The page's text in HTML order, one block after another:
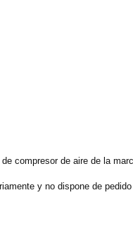
compresor de aire de la
y no dispone de